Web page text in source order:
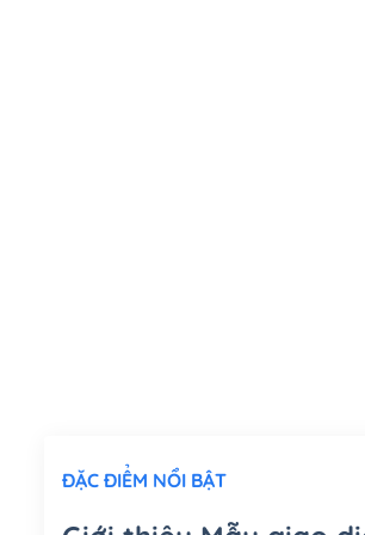
ĐẶC ĐIỂM NỔI BẬT